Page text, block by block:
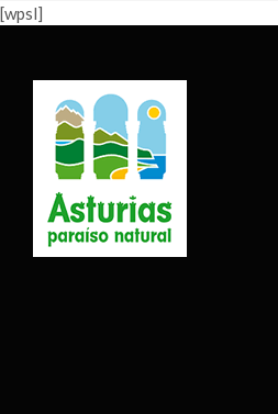
[wpsl]